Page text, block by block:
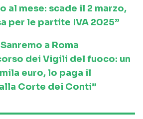
al mese: scade il 2 marzo,
per le partite IVA 2025”
a Roma
dei Vigili del fuoco: un
euro, lo paga il
Corte dei Conti”